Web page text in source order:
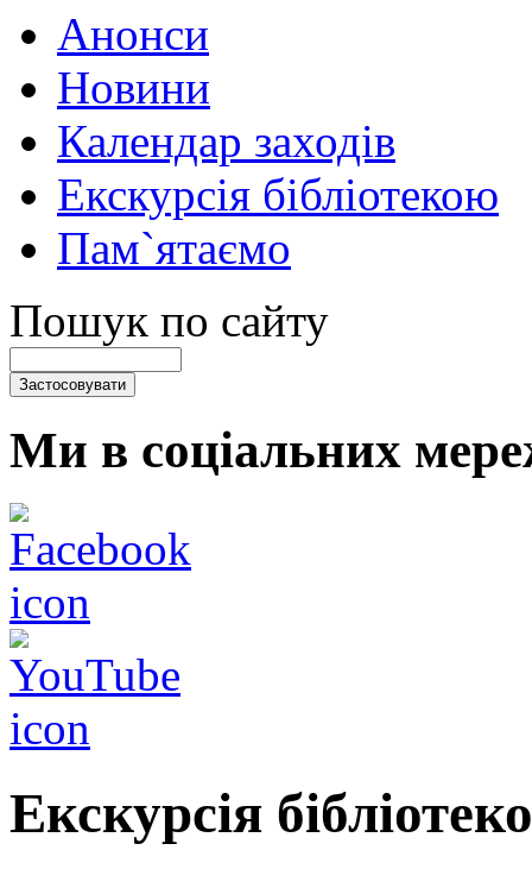
Анонси
Новини
Календар заходів
Екскурсія бібліотекою
Пам`ятаємо
Пошук по сайту
Ми в соціальних
Екскурсія